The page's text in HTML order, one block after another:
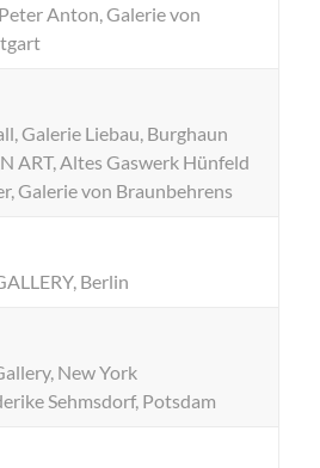
Anton, Galerie von
Galerie Liebau, Burghaun
ART, Altes Gaswerk Hünfeld
Galerie von Braunbehrens
Berlin
New York
Sehmsdorf, Potsdam